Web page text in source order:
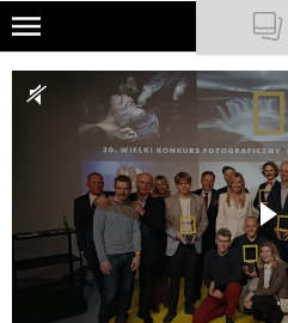
Skip
main
NATIONAL GEOGRAPHIC
TRAVELER
PODCASTY
Sklep
Newsletter